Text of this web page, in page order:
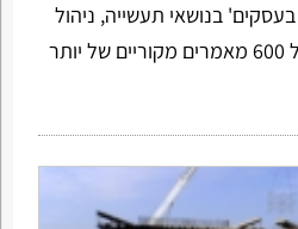
בנושאי תעשייה, ניהול
ועסקים בארץ ובחו"ל. מעל 600 מאמרים מקוריים של יותר